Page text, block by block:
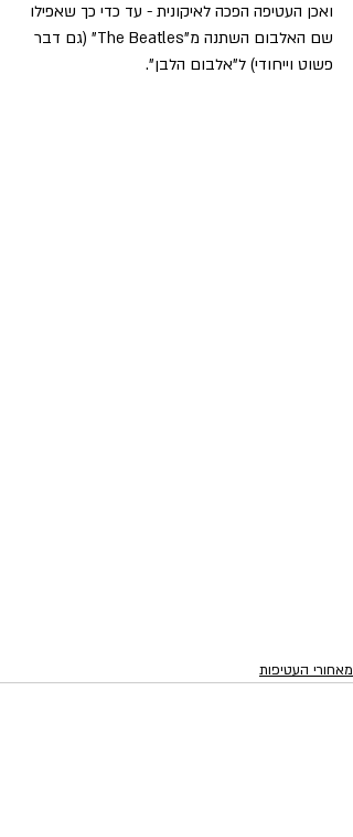
ואכן העטיפה הפכה לאיקונית - עד כדי כך שאפילו
שם האלבום השתנה מ"The Beatles" (גם דבר
פשוט וייחודי) ל"אלבום הלבן".
מאחורי העטיפות